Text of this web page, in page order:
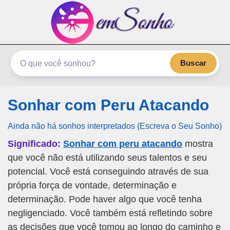
emSonho.com
Os sonhos significam mais
Buscar
Sonhar com Peru Atacando
Ainda não há sonhos interpretados (Escreva o Seu Sonho)
Significado: Sonhar com peru atacando mostra
que você não está utilizando seus talentos e seu
potencial. Você está conseguindo através de sua
própria força de vontade, determinação e
determinação. Pode haver algo que você tenha
negligenciado. Você também está refletindo sobre
as decisões que você tomou ao longo do caminho e